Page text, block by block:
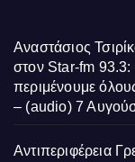
Αναστάσιος
στον Star-fm 93.3:
περιμένουμε
– (audio) 7
Αντιπεριφέρεια